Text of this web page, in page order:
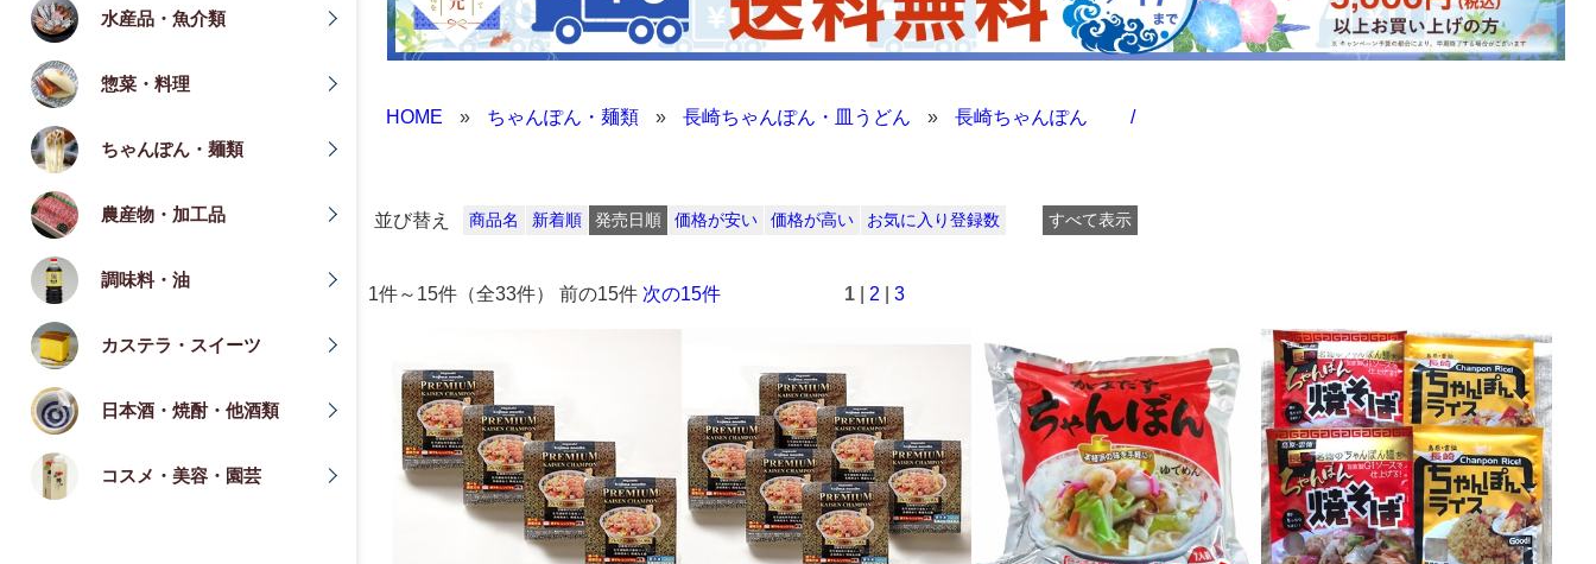
水産品・魚介類
惣菜・料理
ちゃんぽん・麺類
農産物・加工品
調味料・油
カステラ・スイーツ
日本酒・焼酎・他酒類
コスメ・美容・園芸
HOME » ちゃんぽん・麺類 » 長崎ちゃんぽん・皿うどん » 長崎ちゃんぽん /
並び替え 商品名 新着順 発売日順 価格が安い 価格が高い お気に入り登録数 すべて表示
1件～15件（全33件） 前の15件 次の15件 1 2 3